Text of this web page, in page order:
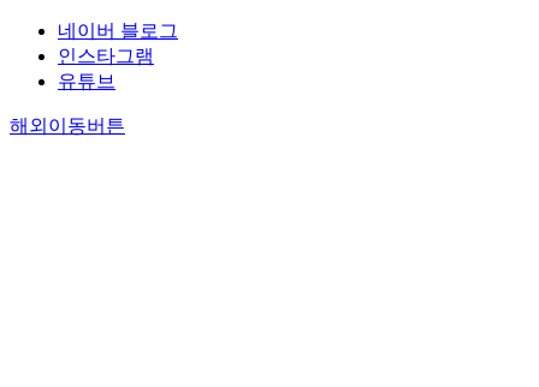
네이버 블로그
인스타그램
유튜브
해외이동버튼